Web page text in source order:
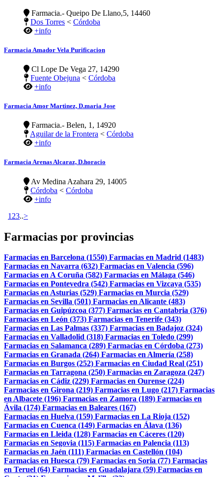
Farmacia.- Queipo De Llano,5, 14460
Dos Torres < Córdoba
+info
Farmacia Amador Vela Purificacion
Cl Lope De Vega 27, 14290
Fuente Obejuna < Córdoba
+info
Farmacia Amor Martinez, D.maria Jose
Farmacia.- Belen, 1, 14920
Aguilar de la Frontera < Córdoba
+info
Farmacia Arenas Alcaraz, D.horacio
Av Medina Azahara 29, 14005
Córdoba < Córdoba
+info
1 23..>
Farmacias por provincias
Farmacias en Barcelona (1550) Farmacias en Madrid (1483)
Farmacias en Navarra (632) Farmacias en Valencia (596)
Farmacias en A Coruña (582) Farmacias en Málaga (546)
Farmacias en Pontevedra (542) Farmacias en Vizcaya (535)
Farmacias en Asturias (529) Farmacias en Murcia (529)
Farmacias en Sevilla (501) Farmacias en Alicante (483)
Farmacias en Guipúzcoa (377) Farmacias en Cantabria (376)
Farmacias en León (373) Farmacias en Tenerife (343)
Farmacias en Las Palmas (337) Farmacias en Badajoz (324)
Farmacias en Valladolid (318) Farmacias en Toledo (299)
Farmacias en Salamanca (289) Farmacias en Córdoba (273)
Farmacias en Granada (264) Farmacias en Almería (258)
Farmacias en Burgos (252) Farmacias en Ciudad Real (251)
Farmacias en Tarragona (250) Farmacias en Zaragoza (247)
Farmacias en Cádiz (229) Farmacias en Ourense (224)
Farmacias en Girona (219) Farmacias en Lugo (217) Farmacias
en Albacete (196) Farmacias en Zamora (189) Farmacias en
Ávila (174) Farmacias en Baleares (167)
Farmacias en Huelva (159) Farmacias en La Rioja (152)
Farmacias en Cuenca (149) Farmacias en Álava (136)
Farmacias en Lleida (128) Farmacias en Cáceres (120)
Farmacias en Segovia (115) Farmacias en Palencia (113)
Farmacias en Jaén (111) Farmacias en Castellón (104)
Farmacias en Huesca (79) Farmacias en Soria (77) Farmacias
en Teruel (64) Farmacias en Guadalajara (59) Farmacias en